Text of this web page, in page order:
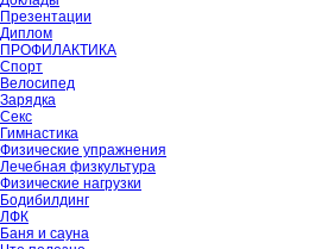
Презентации
Диплом
ПРОФИЛАКТИКА
Спорт
Велосипед
Зарядка
Секс
Гимнастика
Физические упражнения
Лечебная физкультура
Физические нагрузки
Бодибилдинг
ЛФК
Баня и сауна